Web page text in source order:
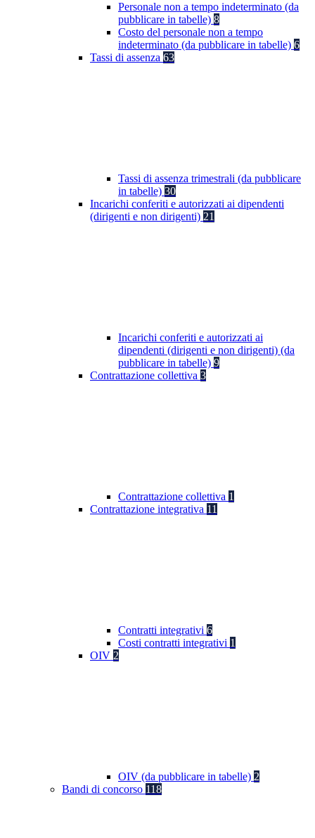
Personale non a tempo indeterminato (da
pubblicare in tabelle) 8
Costo del personale non a tempo
indeterminato (da pubblicare in tabelle) 6
Tassi di assenza 63
Tassi di assenza trimestrali (da pubblicare
in tabelle) 30
Incarichi conferiti e autorizzati ai dipendenti
(dirigenti e non dirigenti) 21
Incarichi conferiti e autorizzati ai
dipendenti (dirigenti e non dirigenti) (da
pubblicare in tabelle) 9
Contrattazione collettiva 3
Contrattazione collettiva 1
Contrattazione integrativa 11
Contratti integrativi 6
Costi contratti integrativi 1
OIV 2
OIV (da pubblicare in tabelle) 2
Bandi di concorso 118